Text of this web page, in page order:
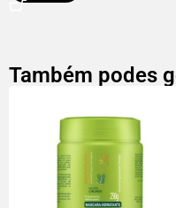
Também podes